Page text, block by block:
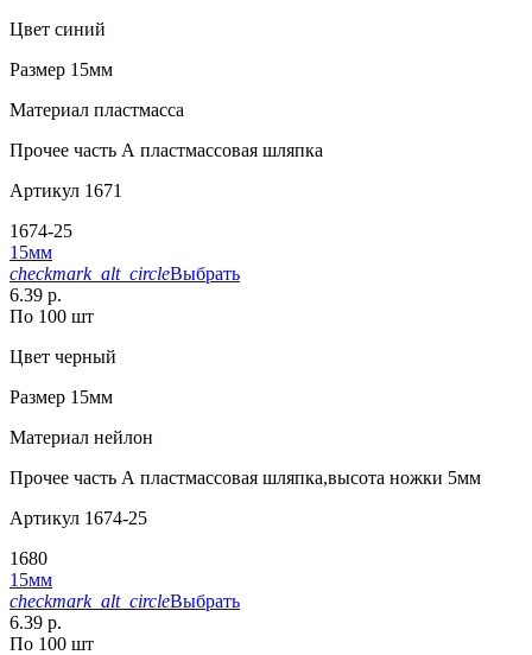
Цвет синий
Размер 15мм
Материал пластмасса
Прочее часть А пластмассовая шляпка
Артикул 1671
1674-25
15мм
checkmark_alt_circleВыбрать
6.39 р.
По 100 шт
Цвет черный
Размер 15мм
Материал нейлон
Прочее часть А пластмассовая шляпка,высота ножки 5мм
Артикул 1674-25
1680
15мм
checkmark_alt_circleВыбрать
6.39 р.
По 100 шт